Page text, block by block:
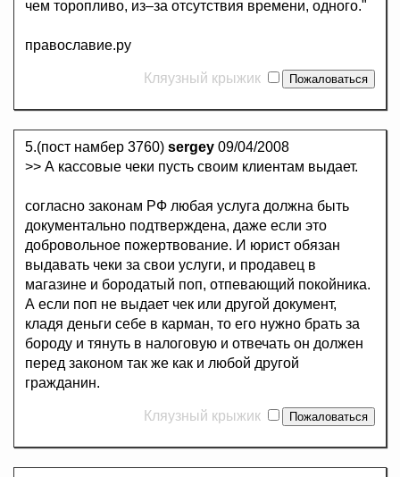
чем торопливо, из–за отсутствия времени, одного."
православие.ру
Кляузный крыжик
5.(пост намбер 3760) sergey 09/04/2008
>> А кассовые чеки пусть своим клиентам выдает.
согласно законам РФ любая услуга должна быть
документально подтверждена, даже если это
добровольное пожертвование. И юрист обязан
выдавать чеки за свои услуги, и продавец в
магазине и бородатый поп, отпевающий покойника.
А если поп не выдает чек или другой документ,
кладя деньги себе в карман, то его нужно брать за
бороду и тянуть в налоговую и отвечать он должен
перед законом так же как и любой другой
гражданин.
Кляузный крыжик